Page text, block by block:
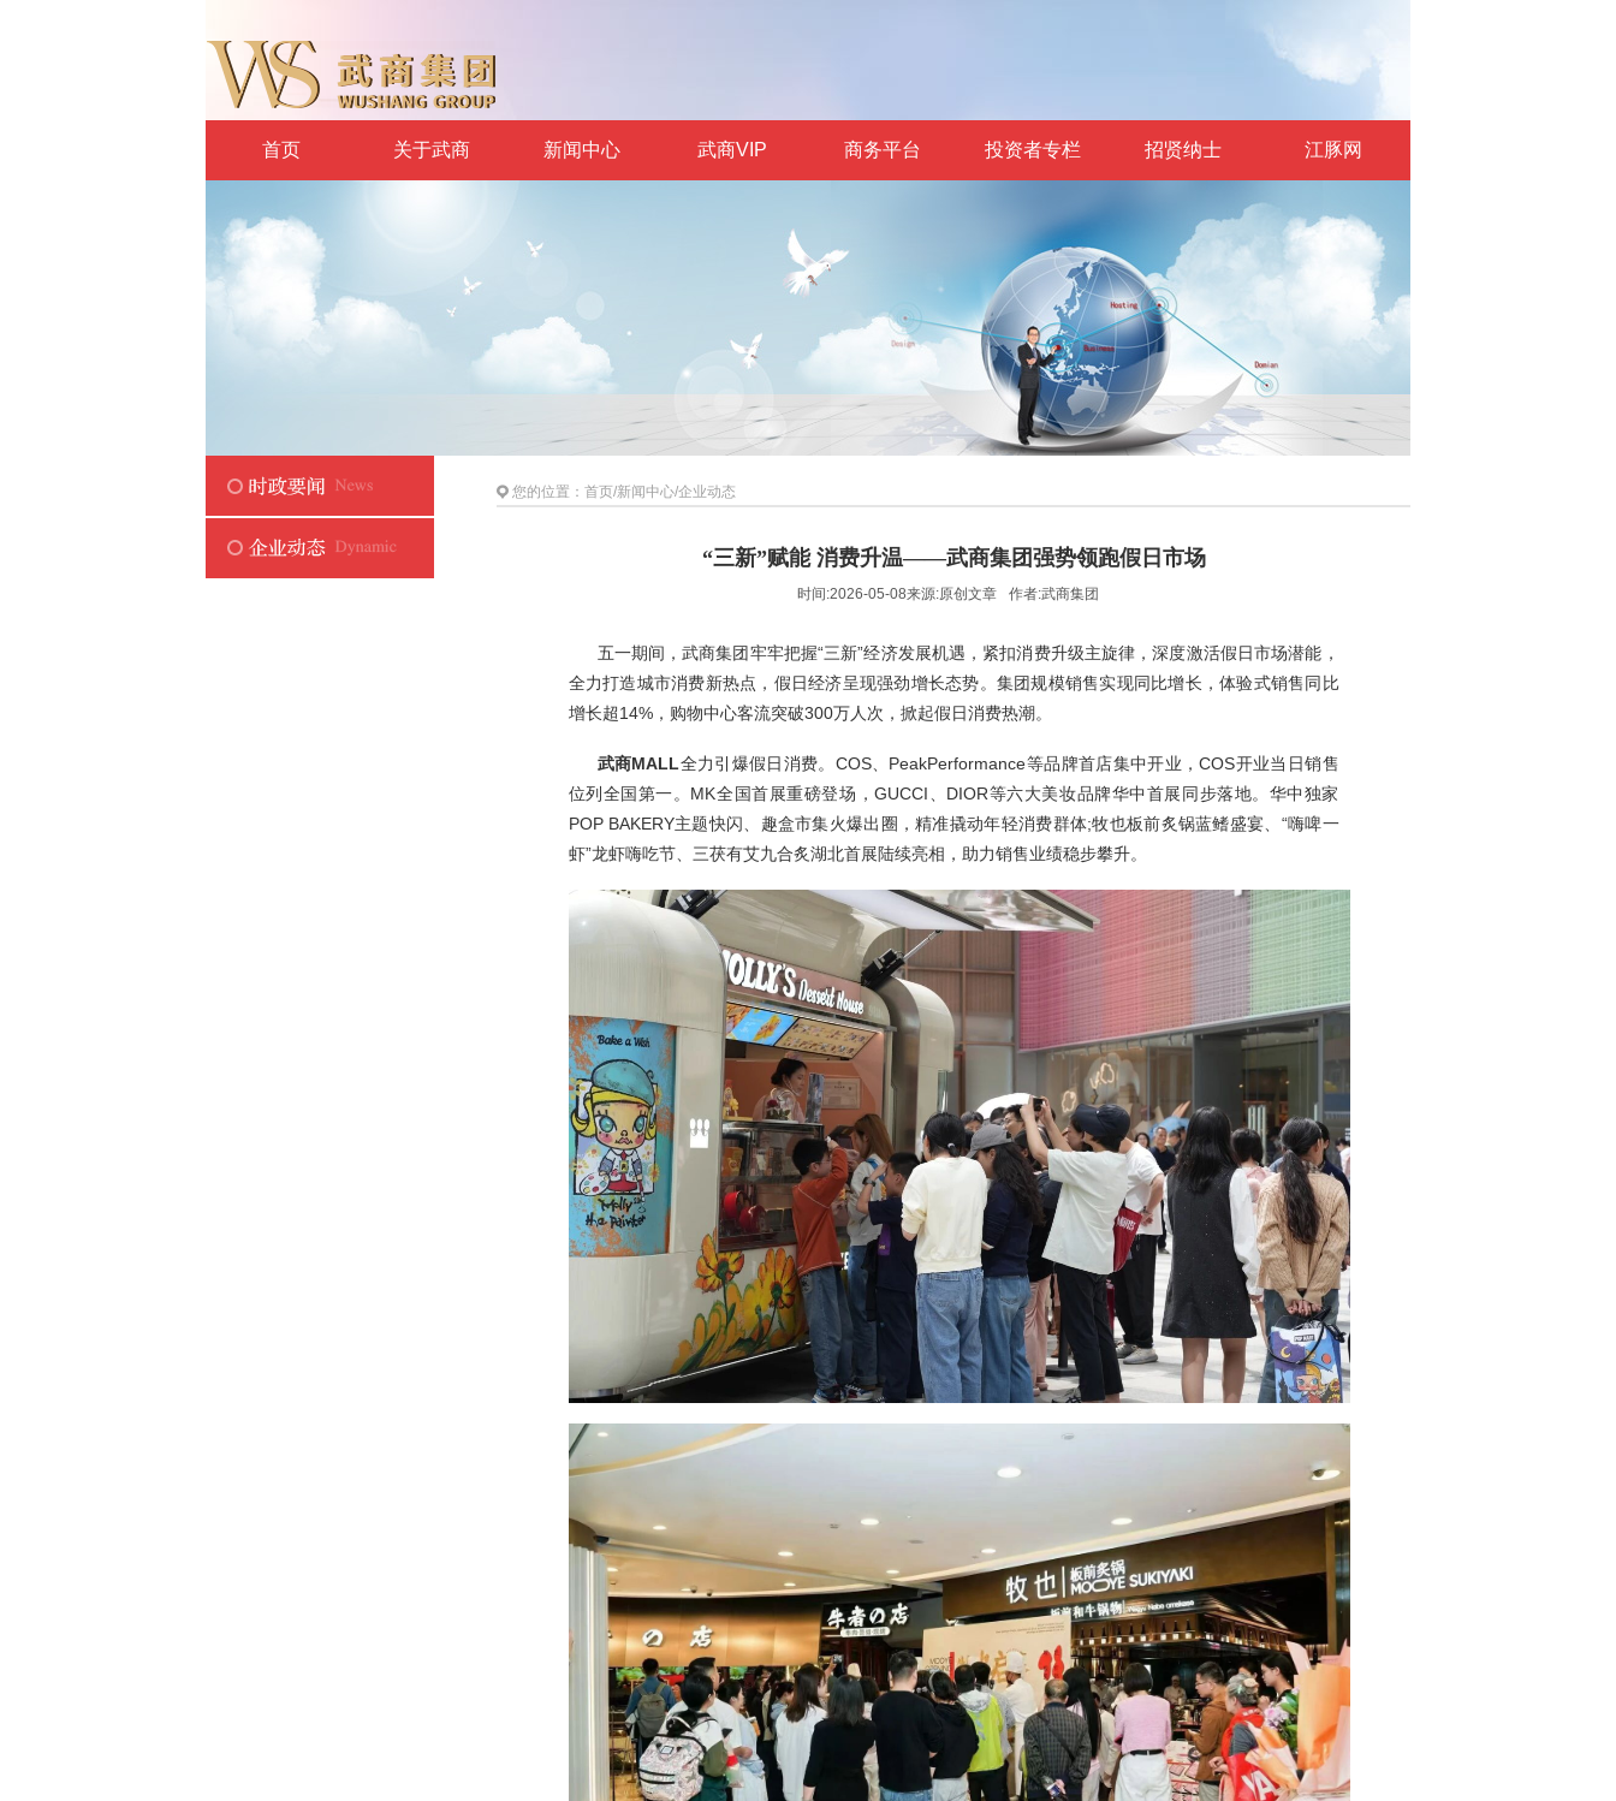
首页 关于武商 新闻中心 武商VIP 商务平台 投资者专栏 招贤纳士 江豚网
您的位置： 首页/新闻中心/企业动态
“三新”赋能 消费升温——武商集团强势领跑假日市场
时间:2026-05-08来源:原创文章 作者:武商集团
五一期间，武商集团牢牢把握“三新”经济发展机遇，紧扣消费升级主旋律，深度激活假日市场潜能，
全力打造城市消费新热点，假日经济呈现强劲增长态势。集团规模销售实现同比增长，体验式销售同比
增长超14%，购物中心客流突破300万人次，掀起假日消费热潮。
武商MALL全力引爆假日消费。COS、PeakPerformance等品牌首店集中开业，COS开业当日销售
位列全国第一。MK全国首展重磅登场，GUCCI、DIOR等六大美妆品牌华中首展同步落地。华中独家
POP BAKERY主题快闪、趣盒市集火爆出圈，精准撬动年轻消费群体;牧也板前炙锅蓝鳍盛宴、“嗨啤一
虾”龙虾嗨吃节、三茯有艾九合炙湖北首展陆续亮相，助力销售业绩稳步攀升。